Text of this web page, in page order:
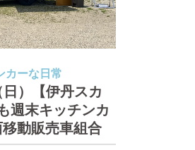
カーな日常
）【伊丹スカ
週末キッチンカ
動販売車組合